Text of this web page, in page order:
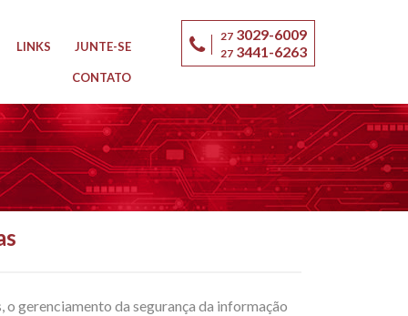
LINKS JUNTE-SE
CONTATO
273029-6009
273441-6263
gerenciamento da segurança da informação